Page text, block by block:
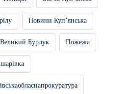
Новини Купʼянська
Великий Бурлук Пожежа